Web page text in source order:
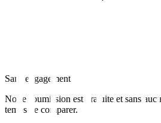
Sans engagement
Notre soumission est gratuite et sans
temps de comparer.